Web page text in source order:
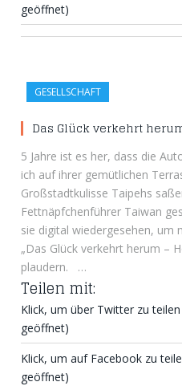
geöffnet)
GESELLSCHAFT
Das Glück verkehrt
5 Jahre ist es her, dass die
ich auf ihrer gemütlichen
Großstadtkulisse Taipehs
Fettnäpfchenführer Taiwan
sie digital wiedergesehen, um
„Das Glück verkehrt herum –
plaudern. …
Teilen mit:
Klick, um über Twitter zu
geöffnet)
Klick, um auf Facebook zu
geöffnet)